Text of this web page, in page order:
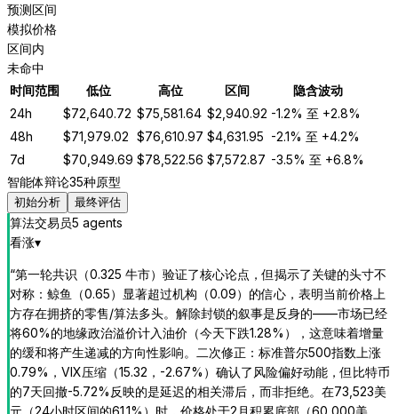
预测区间
模拟价格
区间内
未命中
时间范围
低位 高位 区间
隐含波动
24h
$72,640.72 $75,581.64 $2,940.92 -1.2% 至 +2.8%
48h
$71,979.02 $76,610.97 $4,631.95 -2.1% 至 +4.2%
7d
$70,949.69 $78,522.56 $7,572.87 -3.5% 至 +6.8%
智能体辩论35种原型
初始分析 最终评估
算法交易员5 agents
看涨▾
“第一轮共识（0.325 牛市）验证了核心论点，但揭示了关键的头寸不
对称：鲸鱼（0.65）显著超过机构（0.09）的信心，表明当前价格上
方存在拥挤的零售/算法多头。解除封锁的叙事是反身的——市场已经
将60%的地缘政治溢价计入油价（今天下跌1.28%），这意味着增量
的缓和将产生递减的方向性影响。二次修正：标准普尔500指数上涨
0.79%，VIX压缩（15.32，-2.67%）确认了风险偏好动能，但比特币
的7天回撤-5.72%反映的是延迟的相关滞后，而非拒绝。在73,523美
元（24小时区间的61.1%）时，价格处于2月积累底部（60,000美